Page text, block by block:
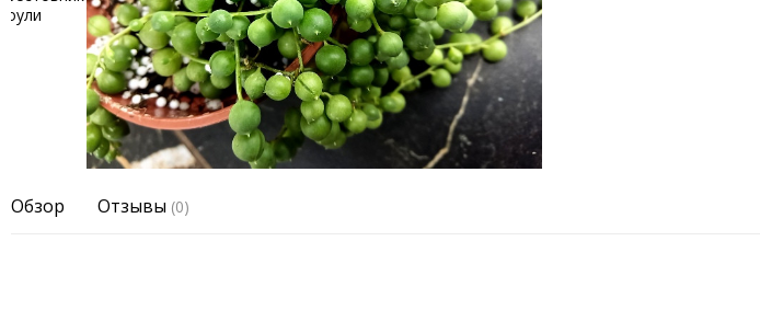
Обзор Отзывы (0)